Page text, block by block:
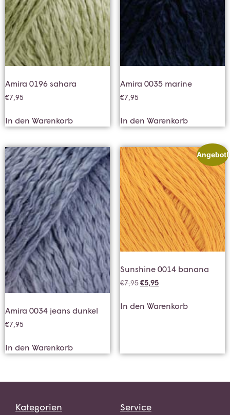
Amira 0196 sahara
€7,95
In den Warenkorb
Amira 0035 marine
€7,95
In den Warenkorb
Amira 0034 jeans dunkel
€7,95
In den Warenkorb
Angebot!
Sunshine 0014 banana
€7,95€5,95
In den Warenkorb
Kategorien Service